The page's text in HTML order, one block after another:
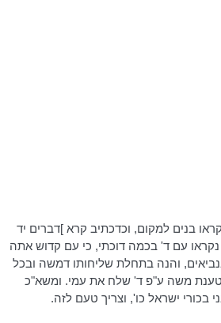
בנים למקום, וכדכתיב קרא ]דברים יד
נקראו עם ד' בכמהדוכתי, כי עם קדוש אתה
והנה בתחלת שליחותודמשה ובכל
טענת משה ע"פ ד' שלח את עמי. ומשא"כ
בכורי ישראל כו', וצריך טעם לזה.